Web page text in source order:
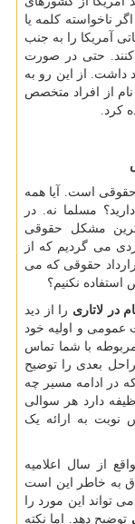
ناخواسته کلمه یا
آمریکا را به جنب
حتی در صورت
داشت. از این رو به
از افراد متخصص
کرد.
حقوقی است. آیا همه
مسلما نه. در
مشکل حقوقی
می گردیم که از
حقوقی که می
نکنیم؟
در لاتاری را از دید
عمومی و اولیه خود
با شما تماس
بعدی را توضیح
در ادامه مسیر چه
دارد هر سوالی
نوبت به ارائه یک
از سال اعلامیه
به خاطر این است
این مورد را
توضیح دهد. اما نکته